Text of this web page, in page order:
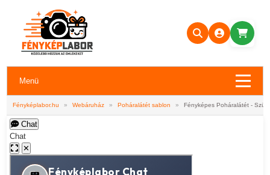
Menü
Fényképlabor.hu » Webáruház » Poháralátét sablon » Fényképes Poháralátét -
Chat
Chat
✕